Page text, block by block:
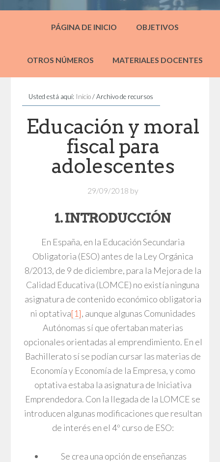
PÁGINA DE INICIO OBJETIVOS
OTROS NÚMEROS MATERIALES DOCENTES
Usted está aquí: Inicio /Archivo de recursos
Educación y moral
fiscal para
adolescentes
29/09/2018 by
1. INTRODUCCIÓN
En España, en la Educación Secundaria
Obligatoria (ESO) antes de la Ley Orgánica
8/2013, de 9 de diciembre, para la Mejora de la
Calidad Educativa (LOMCE) no existía ninguna
asignatura de contenido económico obligatoria
ni optativa[1], aunque algunas Comunidades
Autónomas sí que ofertaban materias
opcionales orientadas al emprendimiento. En el
Bachillerato sí se podían cursar las materias de
Economía y Economía de la Empresa, y como
optativa estaba la asignatura de Iniciativa
Emprendedora. Con la llegada de la LOMCE se
introducen algunas modificaciones que resultan
de interés en el 4º curso de ESO:
Se crea una opción de enseñanzas